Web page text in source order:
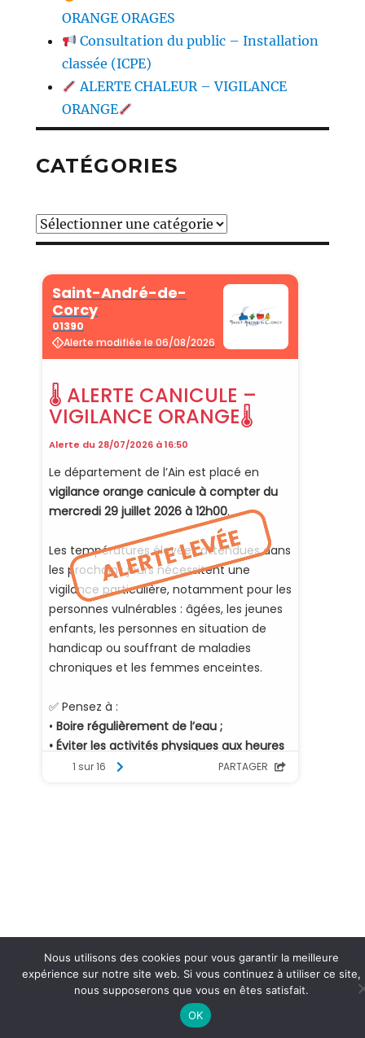
ORANGE ORAGES
Consultation du public – Installation
classée (ICPE)
ALERTE CHALEUR – VIGILANCE
ORANGE
CATÉGORIES
Catégories
Nous utilisons des cookies pour vous garantir la meilleure
expérience sur notre site web. Si vous continuez à utiliser ce site,
nous supposerons que vous en êtes satisfait.
OK